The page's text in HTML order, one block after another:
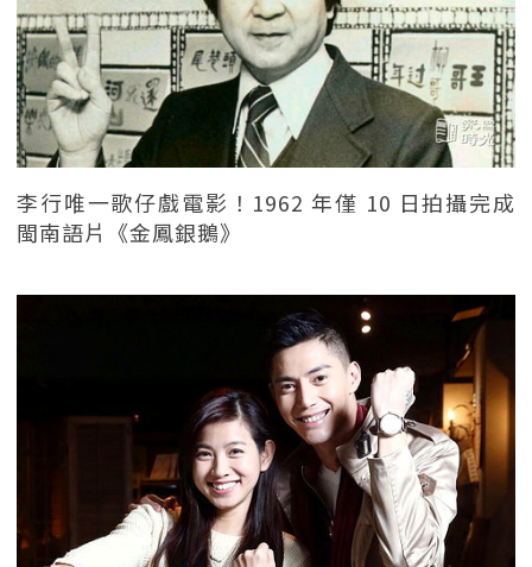
李行唯一歌仔戲電影！1962 年僅 10 日拍攝完成
閩南語片《金鳳銀鵝》